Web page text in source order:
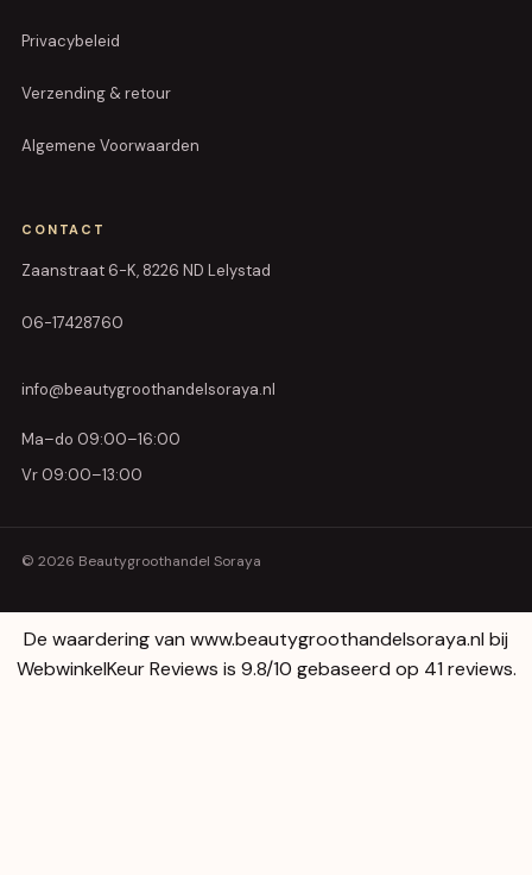
Privacybeleid
Verzending & retour
Algemene Voorwaarden
CONTACT
Zaanstraat 6-K, 8226 ND Lelystad
06-17428760
info@beautygroothandelsoraya.nl
Ma–do 09:00–16:00
Vr 09:00–13:00
© 2026 Beautygroothandel Soraya
De waardering van www.beautygroothandelsoraya.nl bij
WebwinkelKeur Reviews is 9.8/10 gebaseerd op 41 reviews.